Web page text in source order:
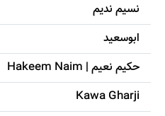
نسیم ندیم
ابوسعيد
حکيم نعيم | Hakeem Naim
Kawa Gharji